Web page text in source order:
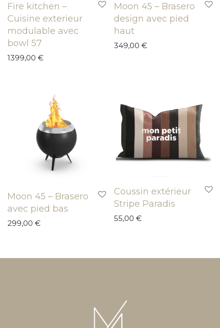
Fire kitchen –
Cuisine exterieur
modulable avec
bowl 57
1399,00 €
Moon 45 – Brasero
design avec pied
haut
349,00 €
Moon 45 – Brasero
avec pied bas
299,00 €
Coussin extérieur
Stripe Paradis
55,00 €